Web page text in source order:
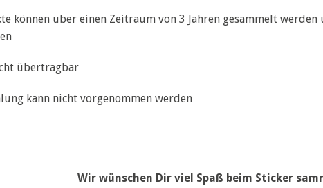
können über einen Zeitraum von 3 Jahren gesammelt
übertragbar
kann nicht vorgenommen werden
Wir wünschen Dir viel Spaß beim Sticker